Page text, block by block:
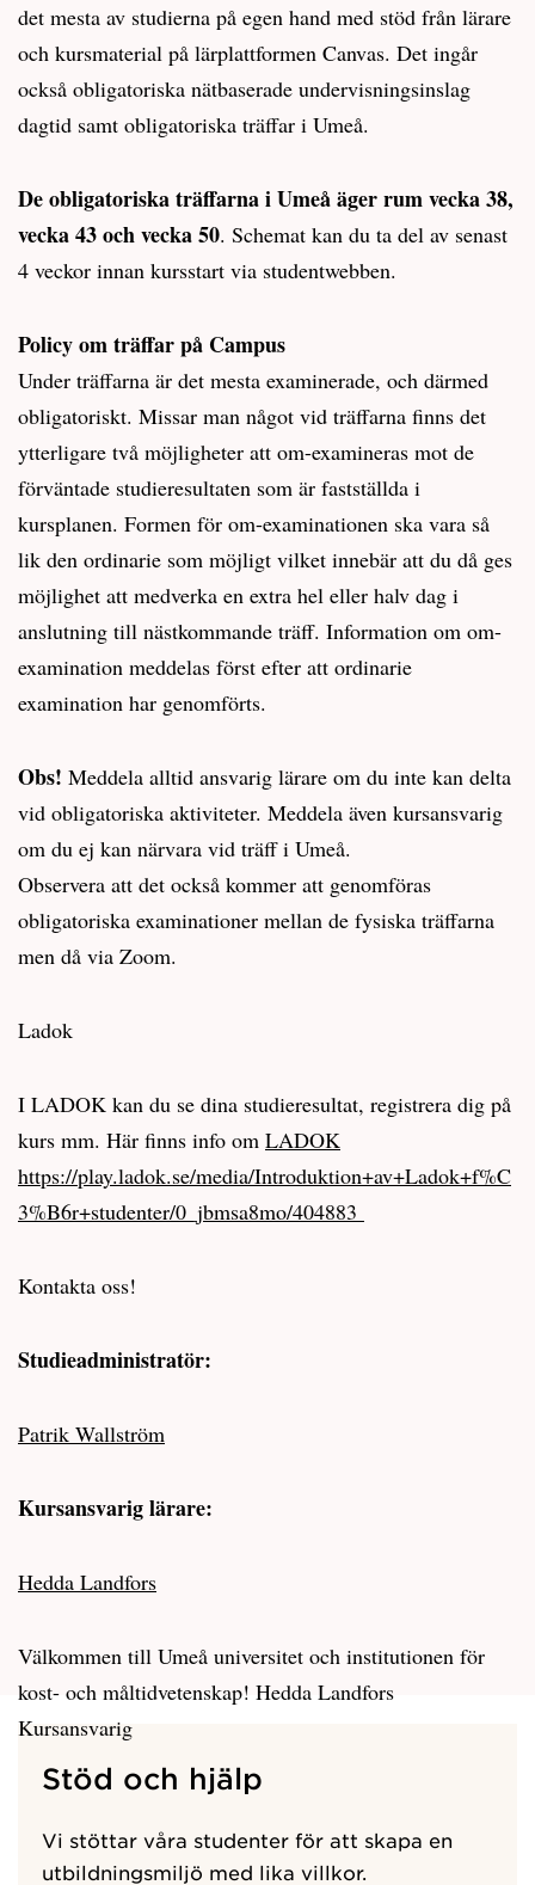
det mesta av studierna på egen hand med stöd från lärare
och kursmaterial på lärplattformen Canvas. Det ingår
också obligatoriska nätbaserade undervisningsinslag
dagtid samt obligatoriska träffar i Umeå.
De obligatoriska träffarna i Umeå äger rum vecka 38,
vecka 43 och vecka 50. Schemat kan du ta del av senast
4 veckor innan kursstart via studentwebben.
Policy om träffar på Campus
Under träffarna är det mesta examinerade, och därmed
obligatoriskt. Missar man något vid träffarna finns det
ytterligare två möjligheter att om-examineras mot de
förväntade studieresultaten som är fastställda i
kursplanen. Formen för om-examinationen ska vara så
lik den ordinarie som möjligt vilket innebär att du då ges
möjlighet att medverka en extra hel eller halv dag i
anslutning till nästkommande träff. Information om om-
examination meddelas först efter att ordinarie
examination har genomförts.
Obs! Meddela alltid ansvarig lärare om du inte kan delta
vid obligatoriska aktiviteter. Meddela även kursansvarig
om du ej kan närvara vid träff i Umeå.
Observera att det också kommer att genomföras
obligatoriska examinationer mellan de fysiska träffarna
men då via Zoom.
Ladok
I LADOK kan du se dina studieresultat, registrera dig på
kurs mm. Här finns info om LADOK
https://play.ladok.se/media/Introduktion+av+Ladok+f%C
3%B6r+studenter/0_jbmsa8mo/404883
Kontakta oss!
Studieadministratör:
Patrik Wallström
Kursansvarig lärare:
Hedda Landfors
Välkommen till Umeå universitet och institutionen för
kost- och måltidvetenskap! Hedda Landfors
Kursansvarig
Stöd och hjälp
Vi stöttar våra studenter för att skapa en
utbildningsmiljö med lika villkor.